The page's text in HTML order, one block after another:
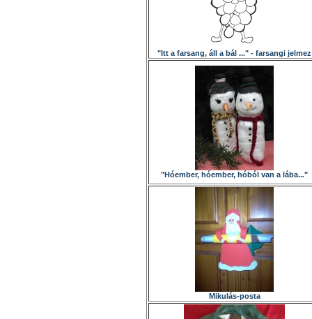
"Itt a farsang, áll a bál ..." - farsangi jelmez
"Hóember, hóember, hóból van a lába..."
Mikulás-posta